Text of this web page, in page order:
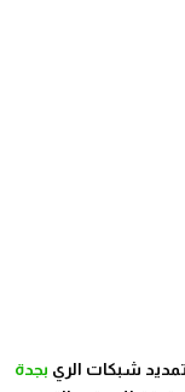
شبكات الري بجدة